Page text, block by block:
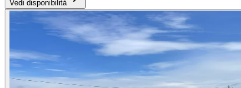
Vedi disponibilità